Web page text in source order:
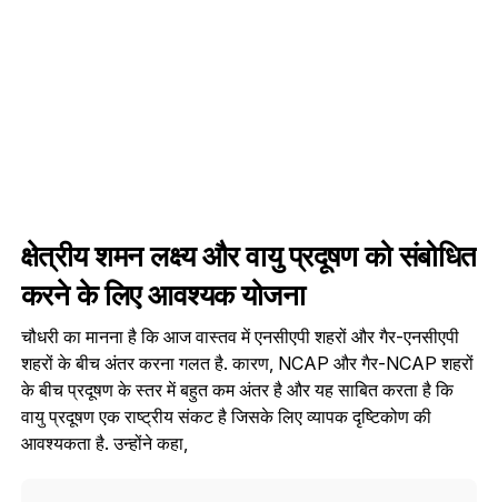
क्षेत्रीय शमन लक्ष्य और वायु प्रदूषण को संबोधित
करने के लिए आवश्यक योजना
चौधरी का मानना है कि आज वास्तव में एनसीएपी शहरों और गैर-एनसीएपी
शहरों के बीच अंतर करना गलत है. कारण, NCAP और गैर-NCAP शहरों
के बीच प्रदूषण के स्तर में बहुत कम अंतर है और यह साबित करता है कि
वायु प्रदूषण एक राष्ट्रीय संकट है जिसके लिए व्यापक दृष्टिकोण की
आवश्यकता है. उन्‍होंने कहा,